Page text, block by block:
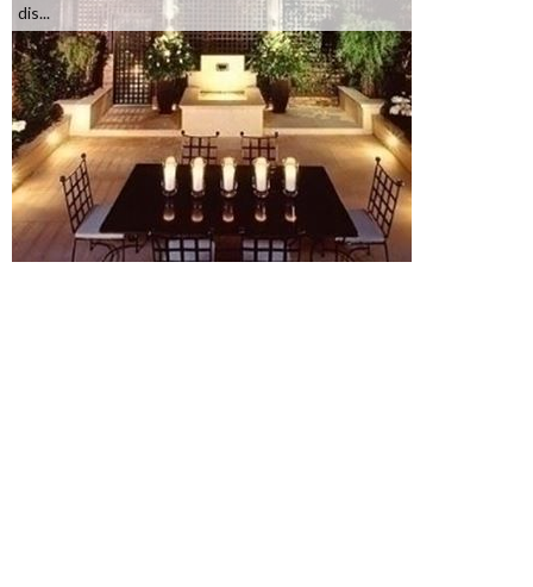
dis...